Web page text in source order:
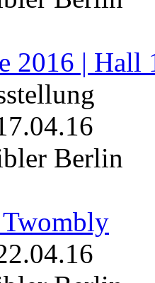
2016 | Hall
Berlin